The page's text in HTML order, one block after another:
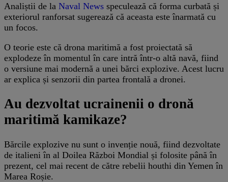
Analiștii de la Naval News speculează că forma curbată și
exteriorul ranforsat sugerează că aceasta este înarmată cu
un focos.
O teorie este că drona maritimă a fost proiectată să
explodeze în momentul în care intră într-o altă navă, fiind
o versiune mai modernă a unei bărci explozive. Acest lucru
ar explica și senzorii din partea frontală a dronei.
Au dezvoltat ucrainenii o dronă
maritimă kamikaze?
Bărcile explozive nu sunt o invenție nouă, fiind dezvoltate
de italieni în al Doilea Război Mondial și folosite până în
prezent, cel mai recent de către rebelii houthi din Yemen în
Marea Roșie.